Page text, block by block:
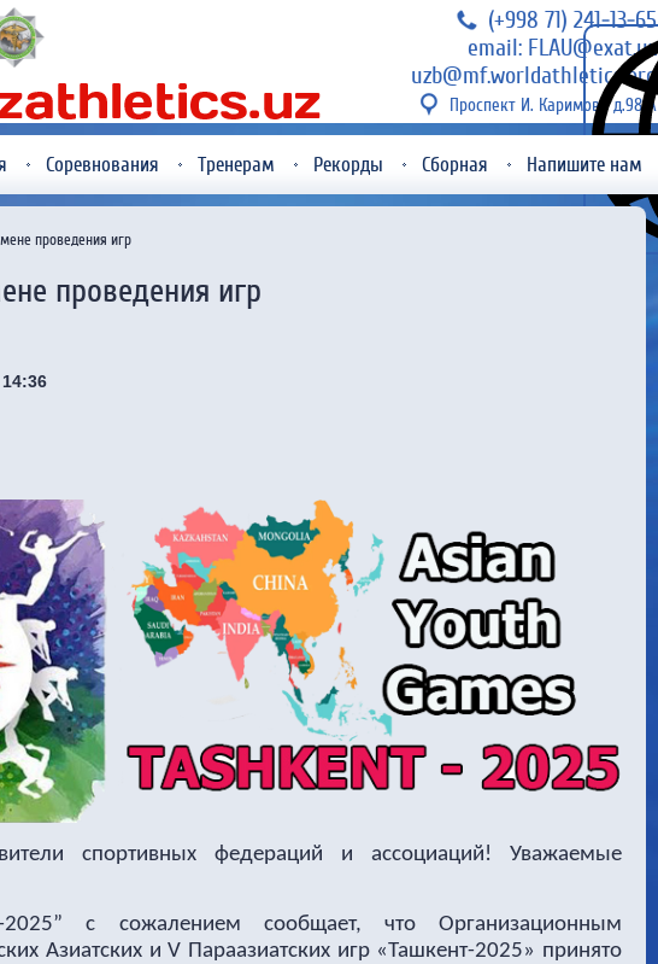
(+998 71) 241-13-65
email: FLAU@exat.uz
uzb@mf.worldathletics.org
Проспект И. Каримова д.98 А
Соревнования Тренерам Рекорды Сборная Напишите нам
проведения игр
проведения игр
спортивных федераций и ассоциаций! Уважаемые
2025” с сожалением сообщает, что Организационным
Азиатских и V Параазиатских игр «Ташкент-2025» принято